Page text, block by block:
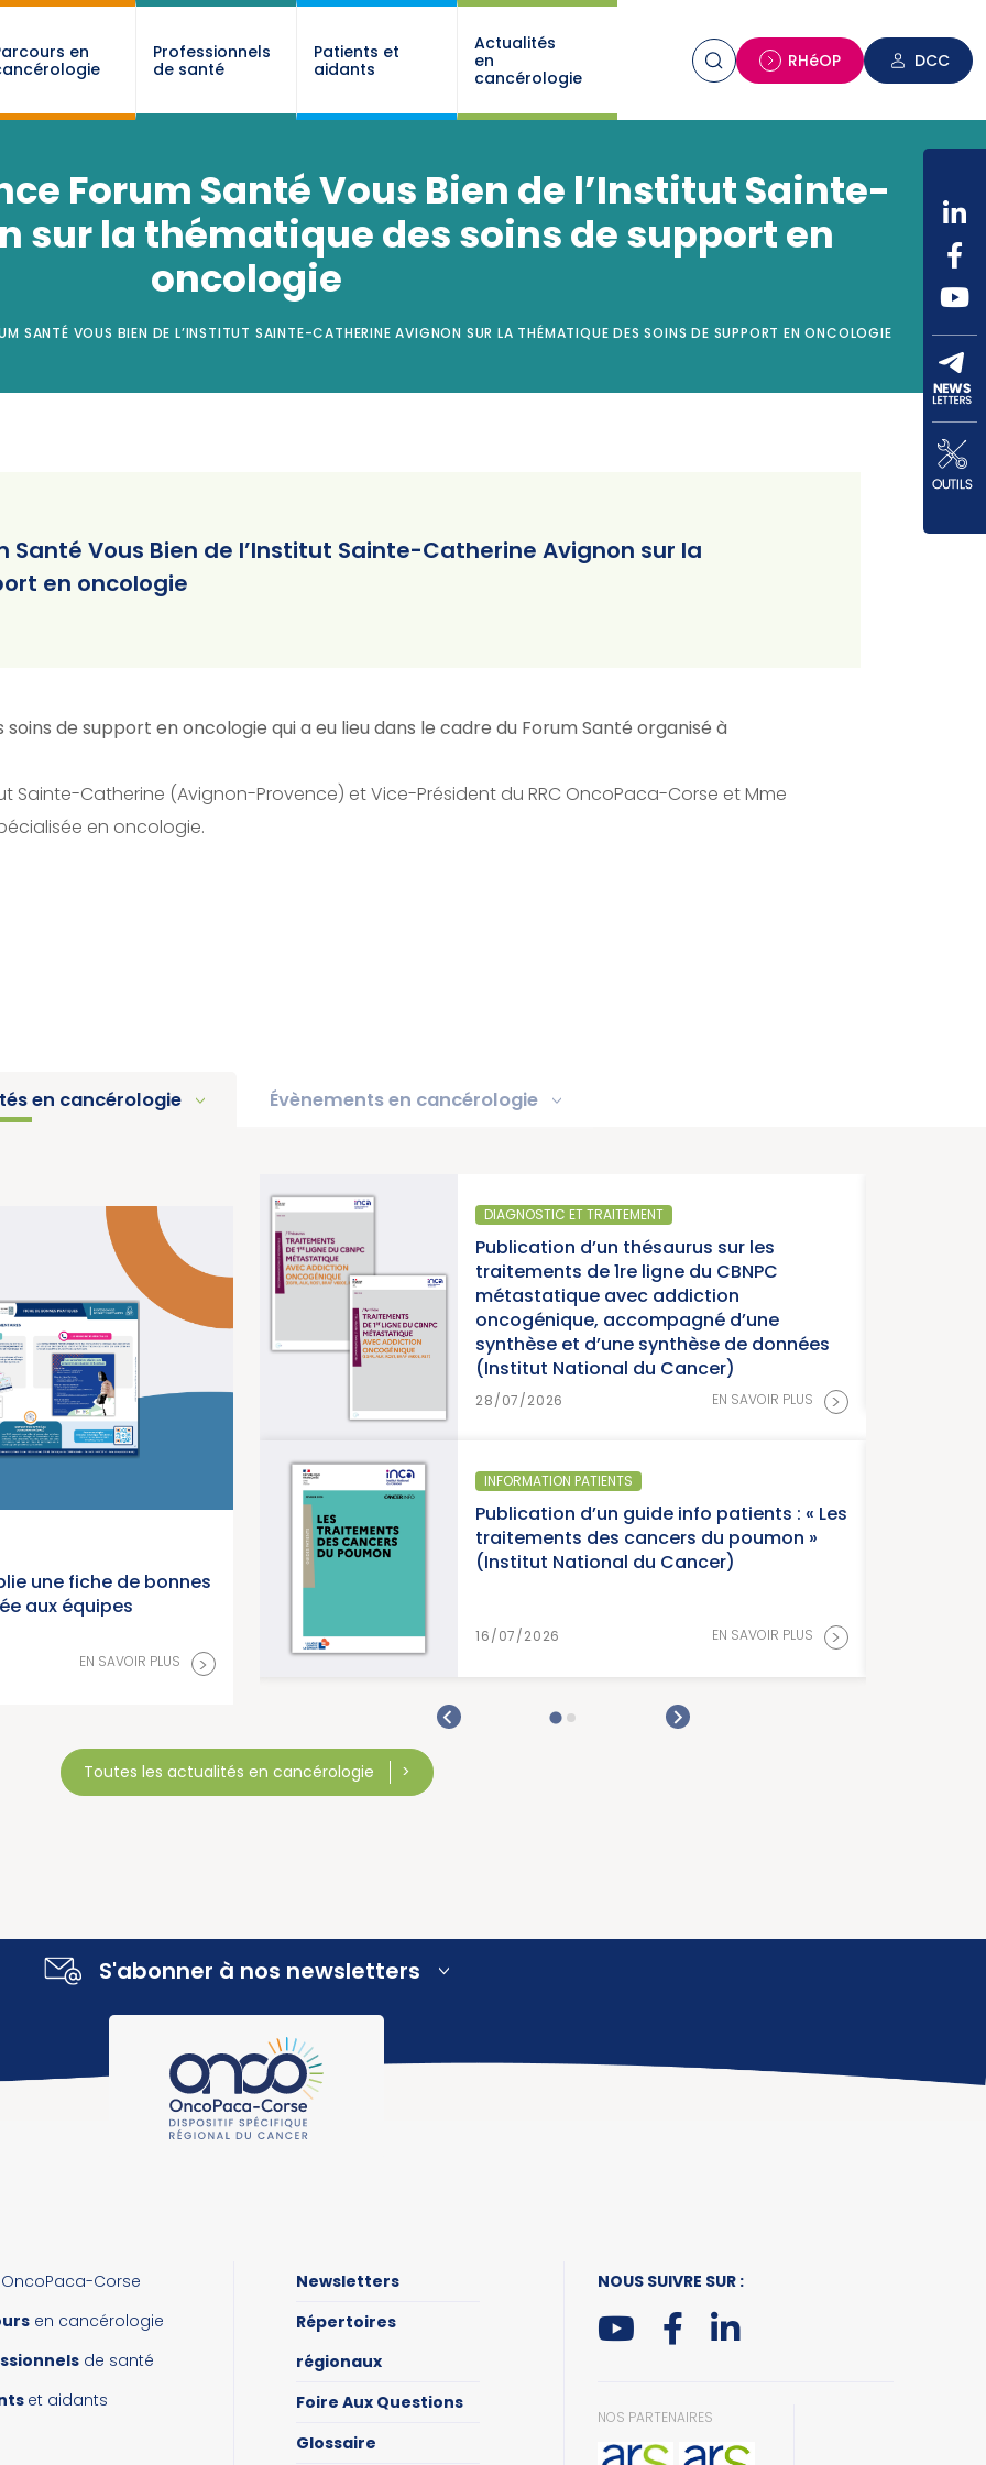
en
Professionnels
de santé
Patients et
aidants
Actualités
en
cancérologie
RHéOP DCC
Forum Santé Vous Bien de l’Institut Sainte-
sur la thématique des soins de support en
oncologie
SANTÉ VOUS BIEN DE L’INSTITUT SAINTE-CATHERINE AVIGNON SUR LA THÉMATIQUE DES SOINS DE SUPPORT EN ONCOLOGIE
Santé Vous Bien de l’Institut Sainte-Catherine Avignon sur la
en oncologie
de support en oncologie qui a eu lieu dans le cadre du Forum Santé organisé à
Sainte-Catherine (Avignon-Provence) et Vice-Président du RRC OncoPaca-Corse et Mme
en oncologie.
en cancérologie Évènements en cancérologie
une fiche de bonnes
aux équipes
EN SAVOIR PLUS >
d’activité 2025 « Une
pour la lutte contre les
National du Cancer)
EN SAVOIR PLUS
des cancers en
DIAGNOSTIC ET TRAITEMENT
Publication d’un thésaurus sur les
traitements de 1re ligne du CBNPC
métastatique avec addiction
oncogénique, accompagné d’une
synthèse et d’une synthèse de données
(Institut National du Cancer)
28/07/2026 EN SAVOIR PLUS >
INFORMATION PATIENTS
Publication d’un guide info patients : « Les
traitements des cancers du poumon »
(Institut National du Cancer)
16/07/2026 EN SAVOIR PLUS >
Toutes les actualités en cancérologie
S'abonner à nos newsletters
OncoPaca-Corse
en cancérologie
de santé
et aidants
Newsletters
Répertoires
régionaux
Foire Aux Questions
Glossaire
NOUS SUIVRE SUR :
NOS PARTENAIRES